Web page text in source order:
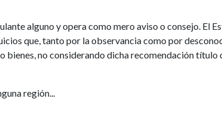
alguno y opera como mero aviso o consejo. El
que, tanto por la observancia como por
bienes, no considerando dicha recomendación título
región...